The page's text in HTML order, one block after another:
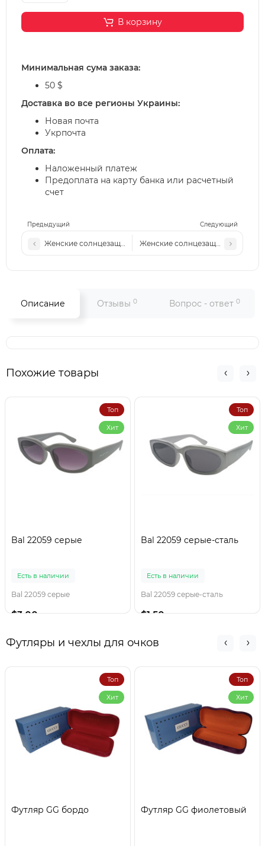
Предыдущий Следующий
Женские солнцезащитные очки LV 208 c6Женские солнцезащитные очки
В корзину
Минимальная сума заказа:
50 $
Доставка во все регионы Украины:
Новая почта
Укрпочта
Оплата:
Наложенный платеж
Предоплата на карту банка или расчетный
счет
Описание Отзывы 0 Вопрос - ответ 0
Похожие товары
Топ
Хит
Bal 22059 серые
Есть в наличии
Bal 22059 серые
$3.00
Топ
Хит
Bal 22059 серые-сталь
Есть в наличии
Bal 22059 серые-сталь
$1.50
Футляры и чехлы для очков
Топ
Хит
Футляр GG бордо
Топ
Хит
Футляр GG фиолетовый